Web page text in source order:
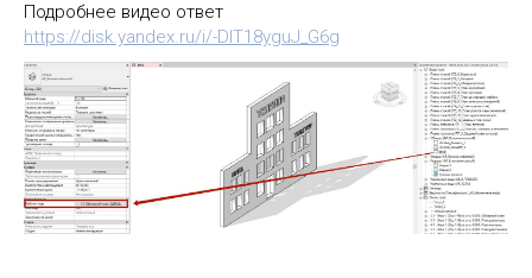
Подробнее видео ответ
https://disk.yandex.ru/i/-DIT18yguJ_G6g